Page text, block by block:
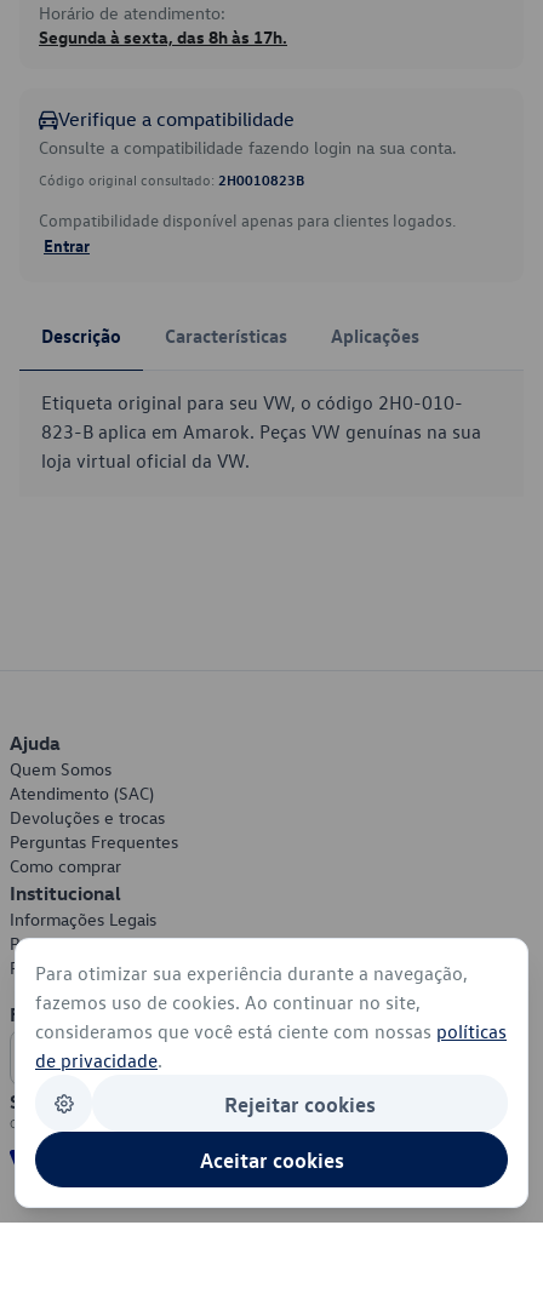
Horário de atendimento:
Segunda à sexta, das 8h às 17h.
Verifique a compatibilidade
Consulte a compatibilidade fazendo login na sua conta.
Código original consultado: 2H0010823B
Compatibilidade disponível apenas para clientes logados.
Entrar
Descrição Características Aplicações
Etiqueta original para seu VW, o código 2H0-010-
823-B aplica em Amarok. Peças VW genuínas na sua
loja virtual oficial da VW.
Ajuda
Quem Somos
Atendimento (SAC)
Devoluções e trocas
Perguntas Frequentes
Como comprar
Institucional
Informações Legais
Política de Privacidade
Política de Cookies
Formas de Pagamento
Segurança
Para otimizar sua experiência durante a navegação,
fazemos uso de cookies. Ao continuar no site,
consideramos que você está ciente com nossas políticas
de privacidade.
Rejeitar cookies
Aceitar cookies